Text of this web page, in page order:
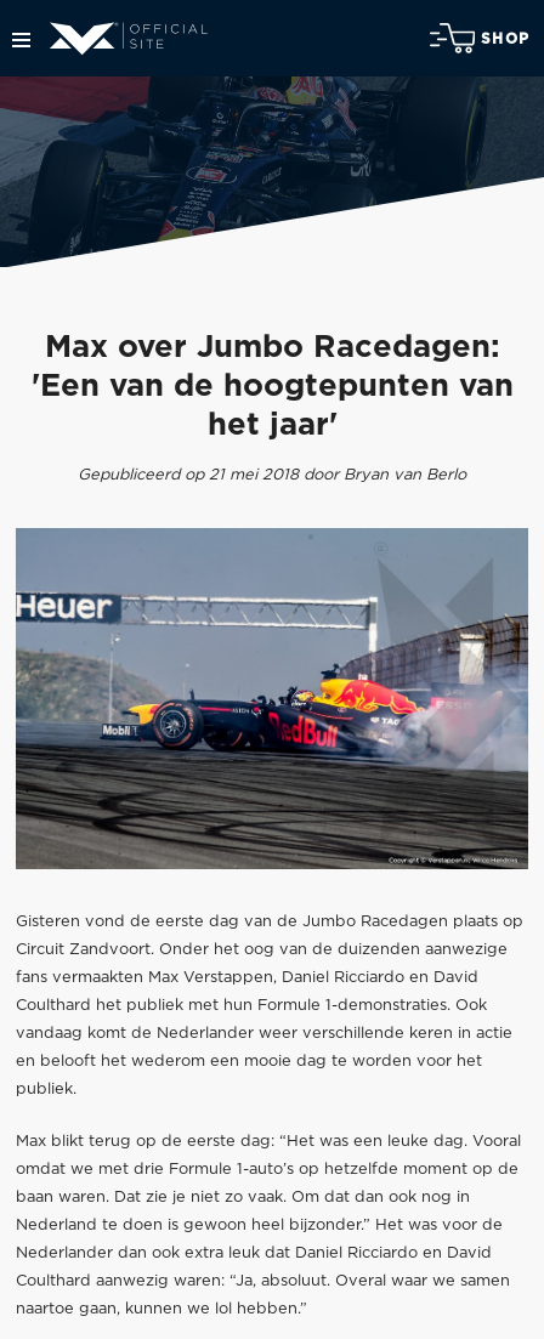
SHOP
Max over Jumbo Racedagen:
'Een van de hoogtepunten van
het jaar'
Gepubliceerd op 21 mei 2018 door Bryan van Berlo
Gisteren vond de eerste dag van de Jumbo Racedagen plaats op
Circuit Zandvoort. Onder het oog van de duizenden aanwezige
fans vermaakten Max Verstappen, Daniel Ricciardo en David
Coulthard het publiek met hun Formule 1-demonstraties. Ook
vandaag komt de Nederlander weer verschillende keren in actie
en belooft het wederom een mooie dag te worden voor het
publiek.
Max blikt terug op de eerste dag: “Het was een leuke dag. Vooral
omdat we met drie Formule 1-auto’s op hetzelfde moment op de
baan waren. Dat zie je niet zo vaak. Om dat dan ook nog in
Nederland te doen is gewoon heel bijzonder.” Het was voor de
Nederlander dan ook extra leuk dat Daniel Ricciardo en David
Coulthard aanwezig waren: “Ja, absoluut. Overal waar we samen
naartoe gaan, kunnen we lol hebben.”